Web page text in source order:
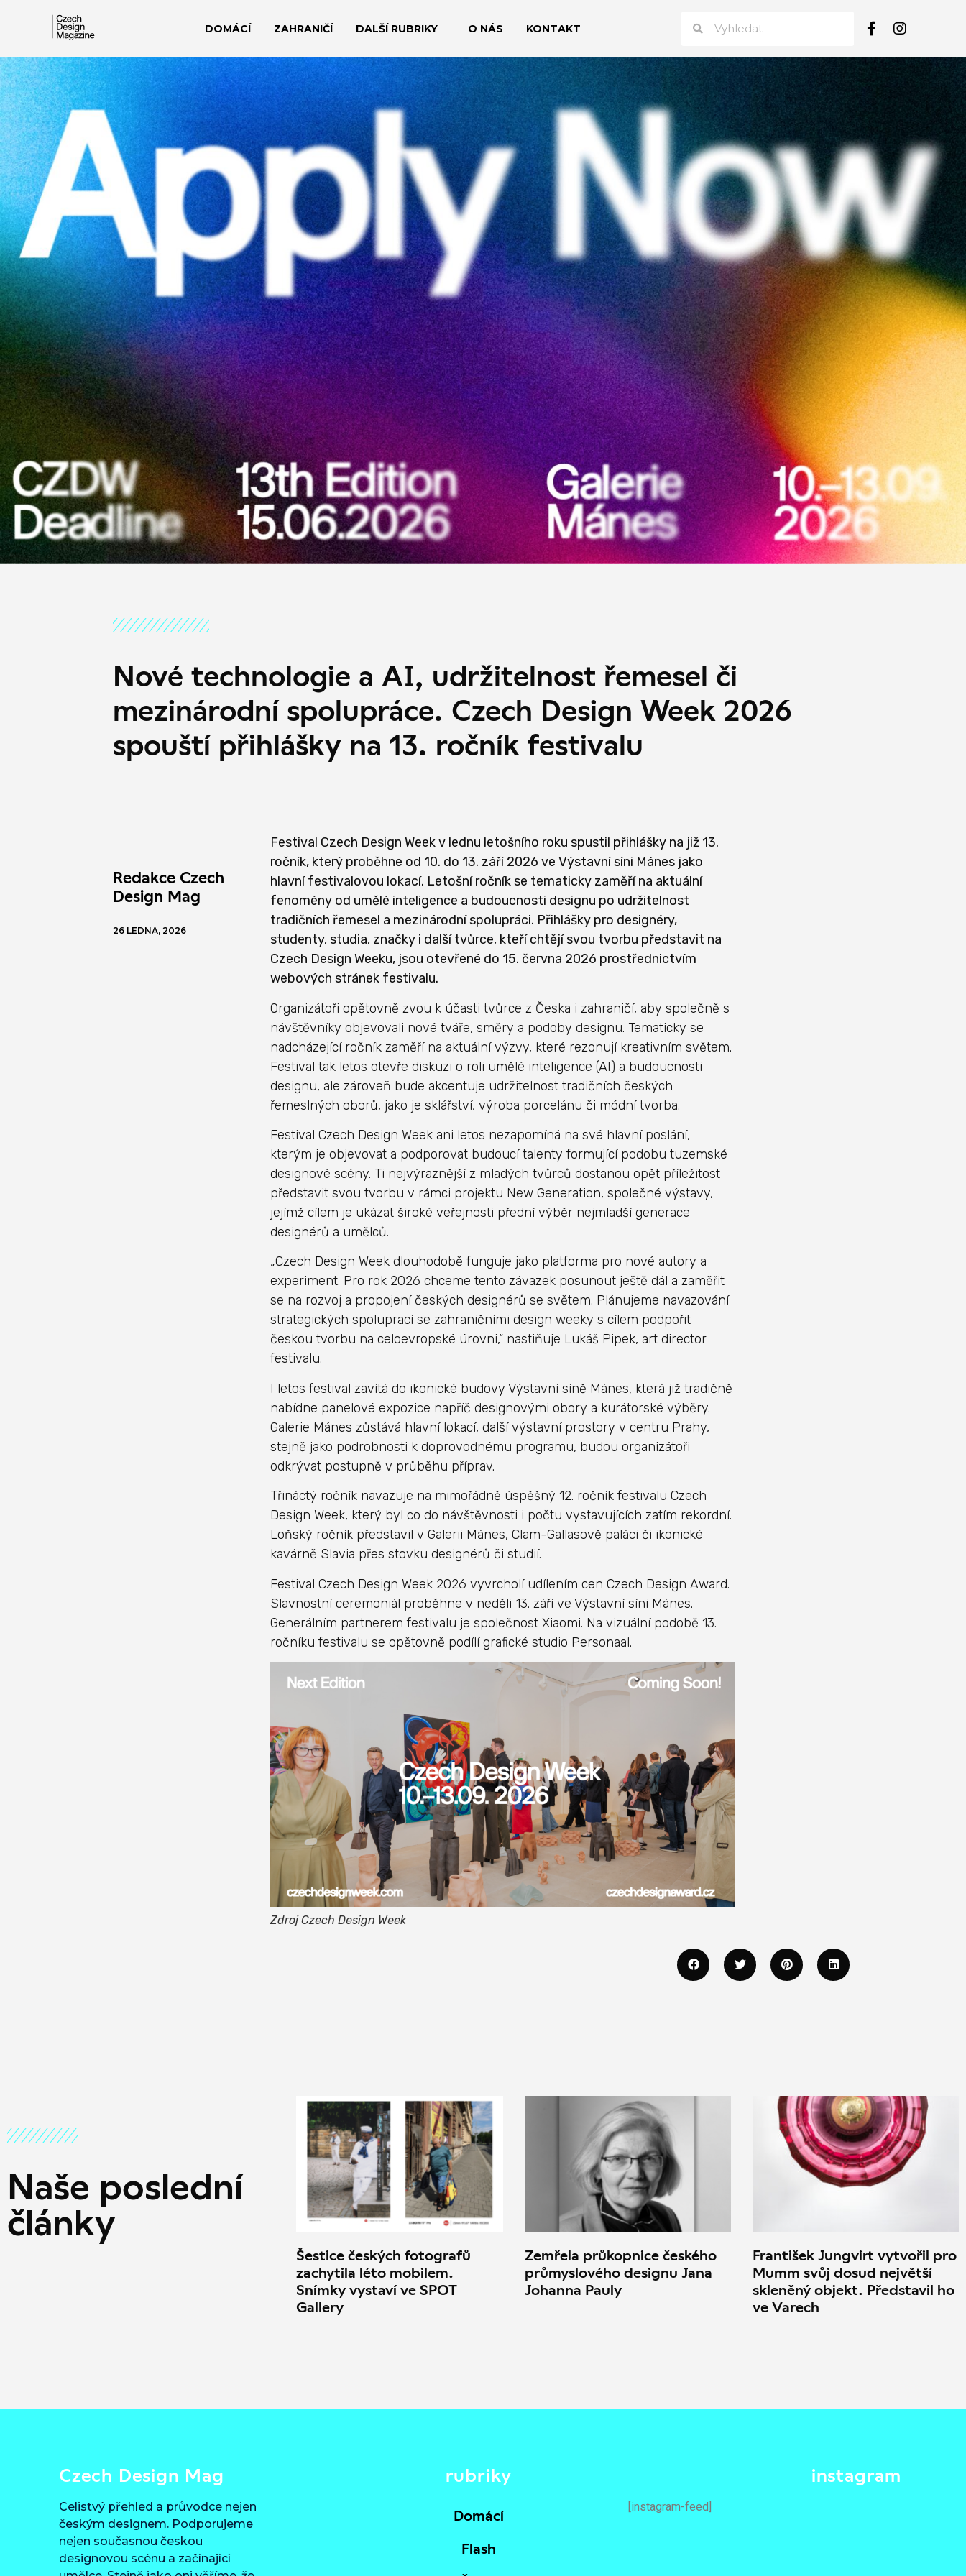
DOMÁCÍ ZAHRANIČÍ DALŠÍ RUBRIKY O NÁS KONTAKT
Nové technologie a AI, udržitelnost řemesel či
mezinárodní spolupráce. Czech Design Week 2026
spouští přihlášky na 13. ročník festivalu
Redakce Czech
Design Mag
26 LEDNA, 2026
Festival Czech Design Week v lednu letošního roku spustil přihlášky na již 13.
ročník, který proběhne od 10. do 13. září 2026 ve Výstavní síni Mánes jako
hlavní festivalovou lokací. Letošní ročník se tematicky zaměří na aktuální
fenomény od umělé inteligence a budoucnosti designu po udržitelnost
tradičních řemesel a mezinárodní spolupráci. Přihlášky pro designéry,
studenty, studia, značky i další tvůrce, kteří chtějí svou tvorbu představit na
Czech Design Weeku, jsou otevřené do 15. června 2026 prostřednictvím
webových stránek festivalu.
Organizátoři opětovně zvou k účasti tvůrce z Česka i zahraničí, aby společně s
návštěvníky objevovali nové tváře, směry a podoby designu. Tematicky se
nadcházející ročník zaměří na aktuální výzvy, které rezonují kreativním světem.
Festival tak letos otevře diskuzi o roli umělé inteligence (AI) a budoucnosti
designu, ale zároveň bude akcentuje udržitelnost tradičních českých
řemeslných oborů, jako je sklářství, výroba porcelánu či módní tvorba.
Festival Czech Design Week ani letos nezapomíná na své hlavní poslání,
kterým je objevovat a podporovat budoucí talenty formující podobu tuzemské
designové scény. Ti nejvýraznější z mladých tvůrců dostanou opět příležitost
představit svou tvorbu v rámci projektu New Generation, společné výstavy,
jejímž cílem je ukázat široké veřejnosti přední výběr nejmladší generace
designérů a umělců.
„Czech Design Week dlouhodobě funguje jako platforma pro nové autory a
experiment. Pro rok 2026 chceme tento závazek posunout ještě dál a zaměřit
se na rozvoj a propojení českých designérů se světem. Plánujeme navazování
strategických spoluprací se zahraničními design weeky s cílem podpořit
českou tvorbu na celoevropské úrovni,“ nastiňuje Lukáš Pipek, art director
festivalu.
I letos festival zavítá do ikonické budovy Výstavní síně Mánes, která již tradičně
nabídne panelové expozice napříč designovými obory a kurátorské výběry.
Galerie Mánes zůstává hlavní lokací, další výstavní prostory v centru Prahy,
stejně jako podrobnosti k doprovodnému programu, budou organizátoři
odkrývat postupně v průběhu příprav.
Třináctý ročník navazuje na mimořádně úspěšný 12. ročník festivalu Czech
Design Week, který byl co do návštěvnosti i počtu vystavujících zatím rekordní.
Loňský ročník představil v Galerii Mánes, Clam-Gallasově paláci či ikonické
kavárně Slavia přes stovku designérů či studií.
Festival Czech Design Week 2026 vyvrcholí udílením cen Czech Design Award.
Slavnostní ceremoniál proběhne v neděli 13. září ve Výstavní síni Mánes.
Generálním partnerem festivalu je společnost Xiaomi. Na vizuální podobě 13.
ročníku festivalu se opětovně podílí grafické studio Personaal.
Zdroj Czech Design Week
Naše poslední
články
Šestice českých fotografů
zachytila léto mobilem.
Snímky vystaví ve SPOT
Gallery
Zemřela průkopnice českého
průmyslového designu Jana
Johanna Pauly
František Jungvirt vytvořil pro
Mumm svůj dosud největší
skleněný objekt. Představil ho
ve Varech
Czech Design Mag
Celistvý přehled a průvodce nejen
českým designem. Podporujeme
nejen současnou českou
designovou scénu a začínající
rubriky
Domácí
Flash
instagram
[instagram-feed]